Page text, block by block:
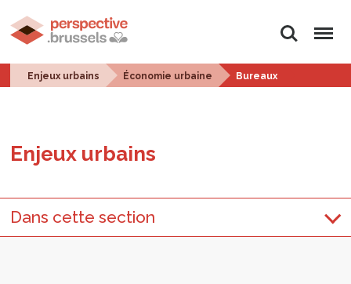
Rechercher
Menu
Enjeux urbains Économie urbaine Bureaux
Enjeux urbains
Dans cette section